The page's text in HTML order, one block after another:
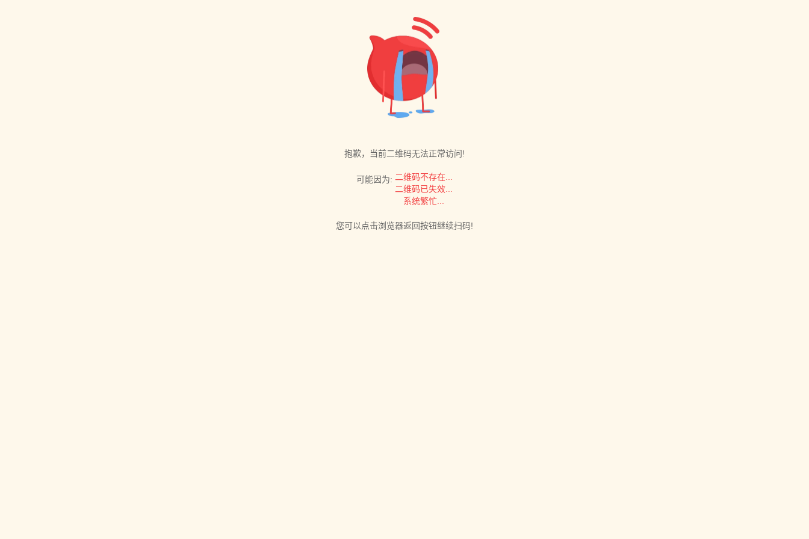
抱歉，当前二维码无法正常访问!
可能因为: 二维码不存在...
二维码已失效...
系统繁忙...
您可以点击浏览器返回按钮继续扫码!